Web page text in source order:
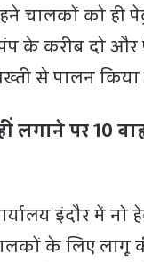
चालकों को ही
पंप के करीब दो और
से पालन किया
लगाने पर 10
इंदौर में नो
के लिए लागू